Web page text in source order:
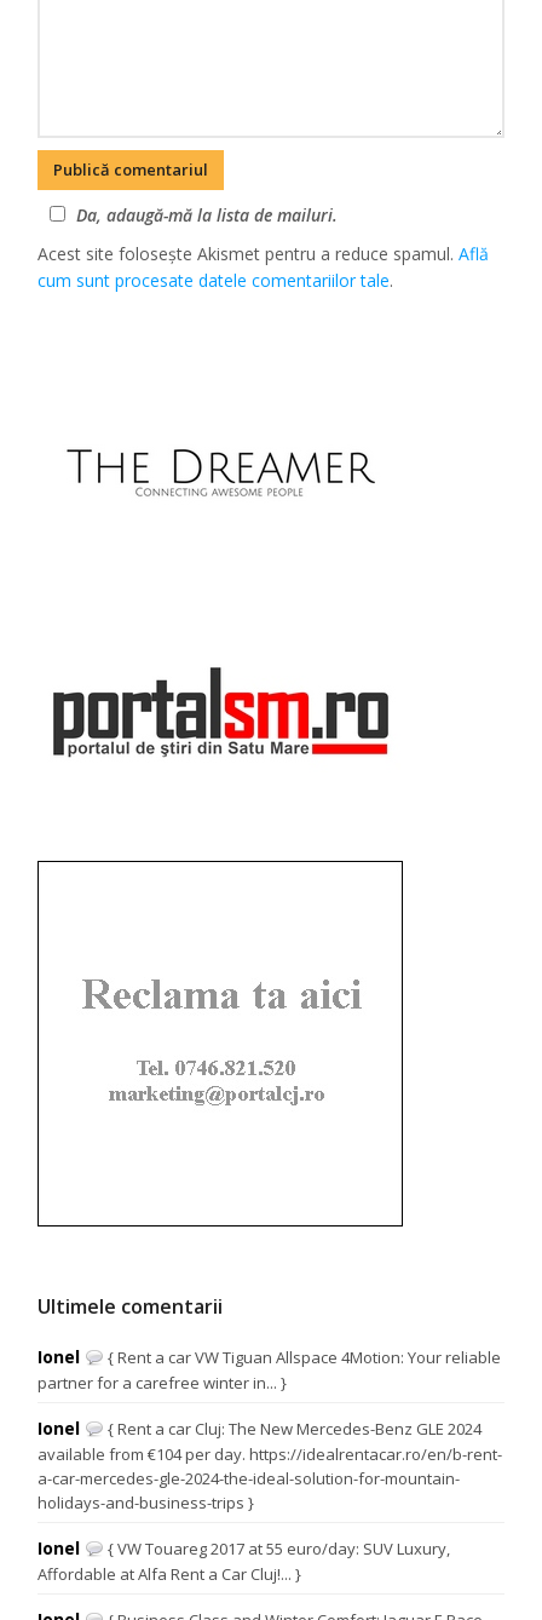
Da, adaugă-mă la lista de mailuri.
Acest site folosește Akismet pentru a reduce spamul.Află
cum sunt procesate datele comentariilor tale.
Ultimele comentarii
Ionel
{ Rent a car VW Tiguan Allspace 4Motion: Your reliable
partner for a carefree winter in... }
Ionel
{ Rent a car Cluj: The New Mercedes-Benz GLE 2024
available from €104 per day. https://idealrentacar.ro/en/b-rent-
a-car-mercedes-gle-2024-the-ideal-solution-for-mountain-
holidays-and-business-trips }
Ionel
{ VW Touareg 2017 at 55 euro/day: SUV Luxury,
Affordable at Alfa Rent a Car Cluj!... }